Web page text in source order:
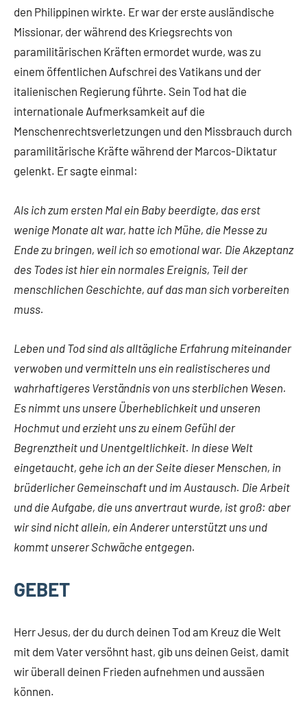
den Philippinen wirkte. Er war der erste ausländische
Missionar, der während des Kriegsrechts von
paramilitärischen Kräften ermordet wurde, was zu
einem öffentlichen Aufschrei des Vatikans und der
italienischen Regierung führte. Sein Tod hat die
internationale Aufmerksamkeit auf die
Menschenrechts­verletzungen und den Missbrauch durch
paramilitärische Kräfte während der Marcos-Diktatur
gelenkt. Er sagte einmal:
Als ich zum ersten Mal ein Baby beerdigte, das erst
wenige Monate alt war, hatte ich Mühe, die Messe zu
Ende zu bringen, weil ich so emotional war. Die Akzeptanz
des Todes ist hier ein normales Ereignis, Teil der
menschlichen Geschichte, auf das man sich vorbereiten
muss.
Leben und Tod sind als alltägliche Erfahrung miteinander
verwoben und vermitteln uns ein realistischeres und
wahrhaftigeres Verständnis von uns sterblichen Wesen.
Es nimmt uns unsere Überheblichkeit und unseren
Hochmut und erzieht uns zu einem Gefühl der
Begrenztheit und Unentgeltlichkeit. In diese Welt
eingetaucht, gehe ich an der Seite dieser Menschen, in
brüderlicher Gemeinschaft und im Austausch. Die Arbeit
und die Aufgabe, die uns anvertraut wurde, ist groß: aber
wir sind nicht allein, ein Anderer unterstützt uns und
kommt unserer Schwäche entgegen.
GEBET
Herr Jesus, der du durch deinen Tod am Kreuz die Welt
mit dem Vater versöhnt hast, gib uns deinen Geist, damit
wir überall deinen Frieden aufnehmen und aussäen
können.